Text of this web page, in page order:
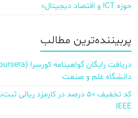
حوزه ICT و اقتصاد دیجیتال»
پربیننده‌ترین مطالب
دانشگاه علم و صنعت
IEEE